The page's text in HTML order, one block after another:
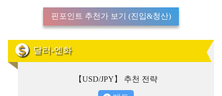
핀포인트 추천가 보기 (진입&청산)
달러-엔화
【USD/JPY】 추천 전략